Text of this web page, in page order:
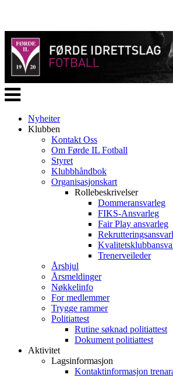
Veksle
navigasjon
Nyheiter
Klubben
Kontakt Oss
Om Førde IL Fotball
Styret
Klubbhåndbok
Organisasjonskart
Rollebeskrivelser
Dommeransvarleg
FIKS-Ansvarleg
Fair Play ansvarleg
Trenerveileder
Årshjul
Årsmeldinger
Nøkkelinfo
For medlemmer
Trygge rammer
Politiattest
Rutine søknad politiattest
Dokument politiattest
Aktivitet
Lagsinformasjon
Kontaktinformasjon